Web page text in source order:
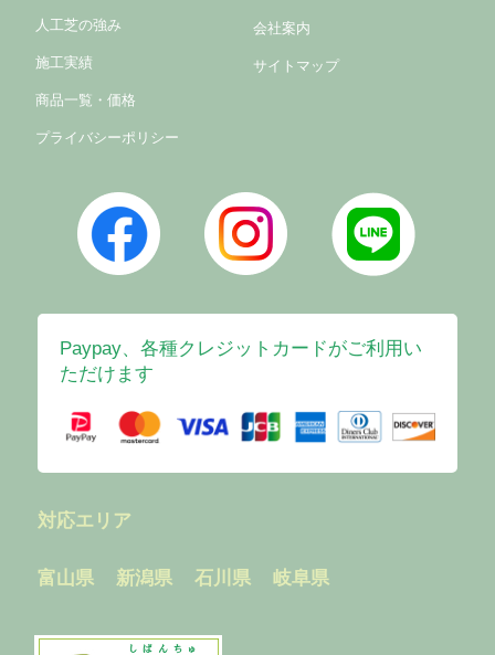
人工芝の強み
施工実績
商品一覧・価格
プライバシーポリシー
会社案内
サイトマップ
Paypay、各種クレジットカードがご利用い
ただけます
対応エリア
富山県 新潟県 石川県 岐阜県